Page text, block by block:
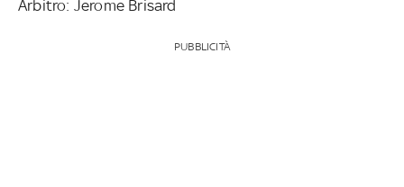
Arbitro: Jerome Brisard
PUBBLICITÀ